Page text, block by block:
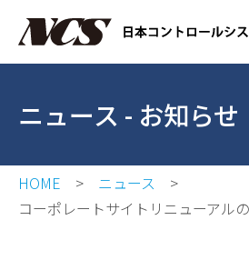
ニュース - お知らせ
HOME
ニュース
コーポレートサイトリニューアル